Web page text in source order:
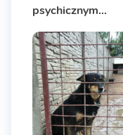
psychicznym...